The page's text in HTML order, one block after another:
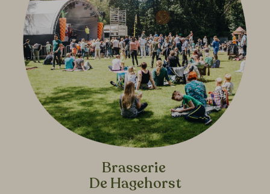
Brasserie
De Hagehorst